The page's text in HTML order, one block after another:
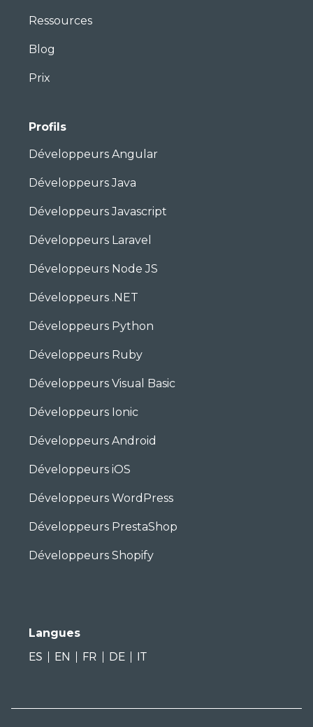
Ressources
Blog
Prix
Profils
Développeurs Angular
Développeurs Java
Développeurs Javascript
Développeurs Laravel
Développeurs Node JS
Développeurs .NET
Développeurs Python
Développeurs Ruby
Développeurs Visual Basic
Développeurs Ionic
Développeurs Android
Développeurs iOS
Développeurs WordPress
Développeurs PrestaShop
Développeurs Shopify
Langues
ES
EN FR DE IT